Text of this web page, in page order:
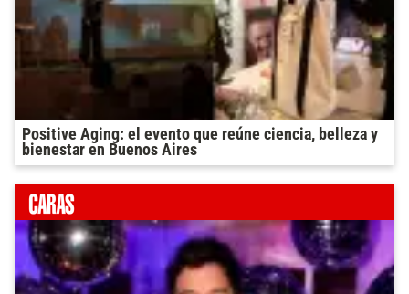
Positive Aging: el evento que reúne ciencia, belleza y
bienestar en Buenos Aires